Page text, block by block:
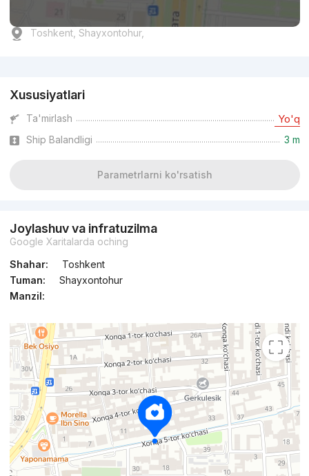
Toshkent, Shayxontohur,
Xususiyatlari
Ta'mirlash Yo'q
Ship Balandligi 3 m
Parametrlarni ko'rsatish
Joylashuv va infratuzilma
Google Xaritalarda oching
Shahar:
Toshkent
Tuman:
Shayxontohur
Manzil: